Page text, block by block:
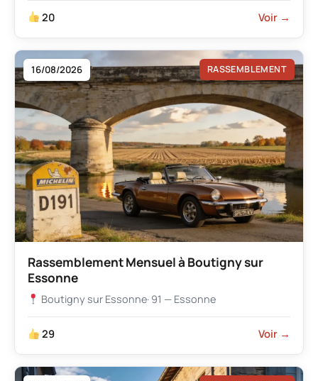
20 Voir →
16/08/2026 RASSEMBLEMENT
Rassemblement Mensuel à Boutigny sur
Essonne
Boutigny sur Essonne· 91 — Essonne
29 Voir →